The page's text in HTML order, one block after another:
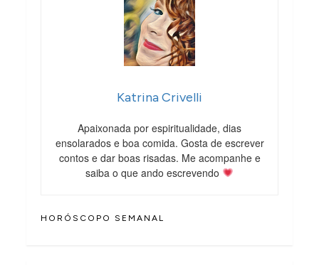
Katrina Crivelli
Apaixonada por espiritualidade, dias
ensolarados e boa comida. Gosta de escrever
contos e dar boas risadas. Me acompanhe e
saiba o que ando escrevendo
HORÓSCOPO SEMANAL